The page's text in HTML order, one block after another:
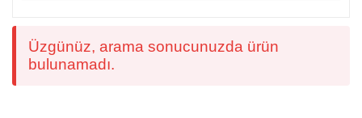
Üzgünüz, arama sonucunuzda ürün
bulunamadı.